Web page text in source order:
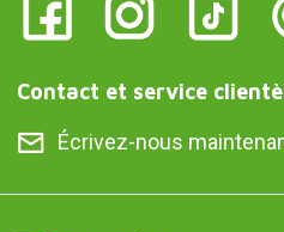
Contact et service
Écrivez-nous